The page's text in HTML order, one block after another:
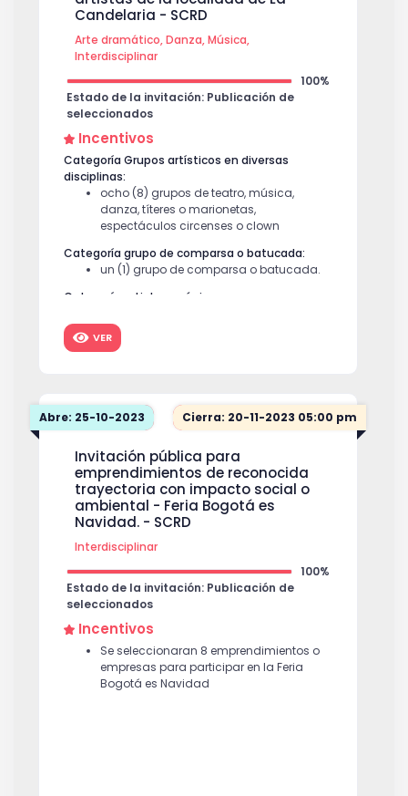
Candelaria - SCRD
Arte dramático, Danza, Música,
Interdisciplinar
100%
Estado de la invitación: Publicación de
seleccionados
Incentivos
Categoría Grupos artísticos en diversas
disciplinas:
ocho (8) grupos de teatro, música,
danza, títeres o marionetas,
espectáculos circenses o clown
Categoría grupo de comparsa o batucada:
un (1) grupo de comparsa o batucada.
Categoría artista escénico:
VER
Abre: 25-10-2023 Cierra: 20-11-2023 05:00 pm
Invitación pública para
emprendimientos de reconocida
trayectoria con impacto social o
ambiental - Feria Bogotá es
Navidad. - SCRD
Interdisciplinar
100%
Estado de la invitación: Publicación de
seleccionados
Incentivos
Se seleccionaran 8 emprendimientos o
empresas para participar en la Feria
Bogotá es Navidad